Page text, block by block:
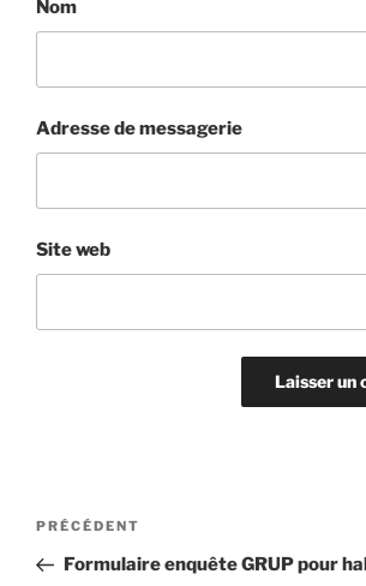
Nom
Adresse de messagerie
Site web
Navigation
l’article
Article
précédent
PRÉCÉDENT
Formulaire enquête GRUP pour